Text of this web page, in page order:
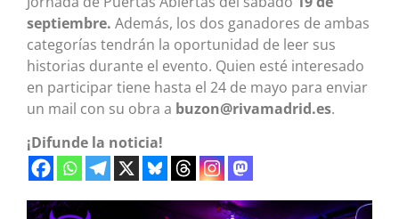
septiembre. Además, los dos ganadores de ambas
categorías tendrán la oportunidad de leer sus
historias durante el evento. Quien esté interesado
en participar tiene hasta el 24 de mayo para enviar
un mail con su obra a buzon@rivamadrid.es.
¡Difunde la noticia!